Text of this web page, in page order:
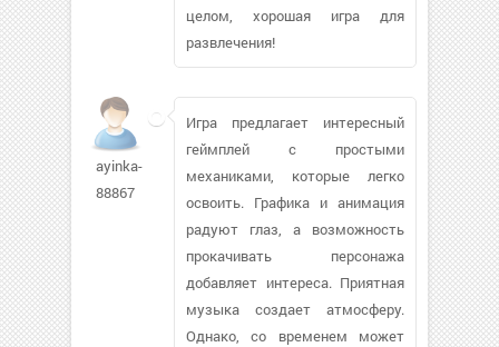
целом, хорошая игра для
развлечения!
ayinka-
88867
Игра предлагает интересный
геймплей с простыми
механиками, которые легко
освоить. Графика и анимация
радуют глаз, а возможность
прокачивать персонажа
добавляет интереса. Приятная
музыка создает атмосферу.
Однако, со временем может